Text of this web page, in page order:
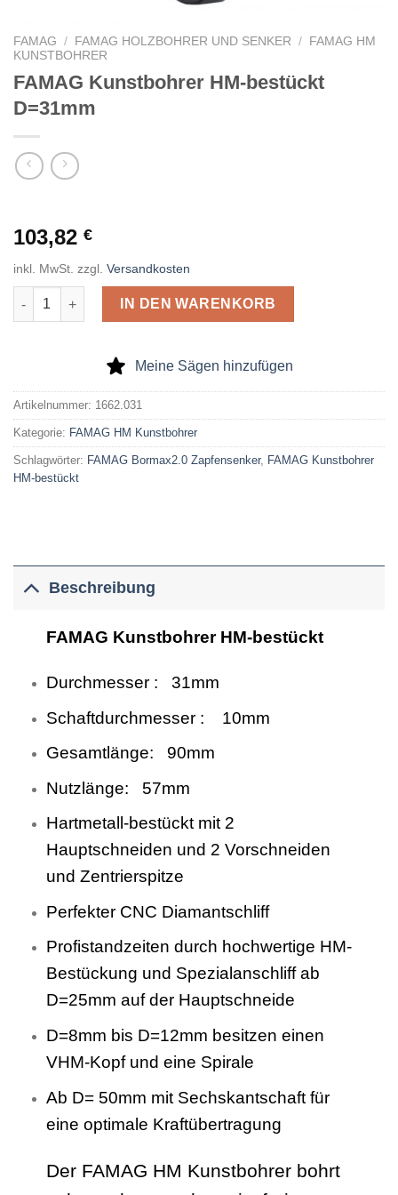
FAMAG / FAMAG HOLZBOHRER UND SENKER /
FAMAG HM
KUNSTBOHRER
FAMAG Kunstbohrer HM-bestückt
D=31mm
103,82 €
inkl. MwSt. zzgl. Versandkosten
FAMAG Kunstbohrer HM-bestückt D=31mm Menge
IN DEN WARENKORB
Meine Sägen hinzufügen
Artikelnummer: 1662.031
Kategorie: FAMAG HM Kunstbohrer
Schlagwörter: FAMAG Bormax2.0 Zapfensenker, FAMAG Kunstbohrer
HM-bestückt
Beschreibung
FAMAG Kunstbohrer HM-bestückt
Durchmesser : 31mm
Schaftdurchmesser : 10mm
Gesamtlänge: 90mm
Nutzlänge: 57mm
Hartmetall-bestückt mit 2
Hauptschneiden und 2 Vorschneiden
und Zentrierspitze
Perfekter CNC Diamantschliff
Profistandzeiten durch hochwertige HM-
Bestückung und Spezialanschliff ab
D=25mm auf der Hauptschneide
D=8mm bis D=12mm besitzen einen
VHM-Kopf und eine Spirale
Ab D= 50mm mit Sechskantschaft für
eine optimale Kraftübertragung
Der FAMAG HM Kunstbohrer bohrt